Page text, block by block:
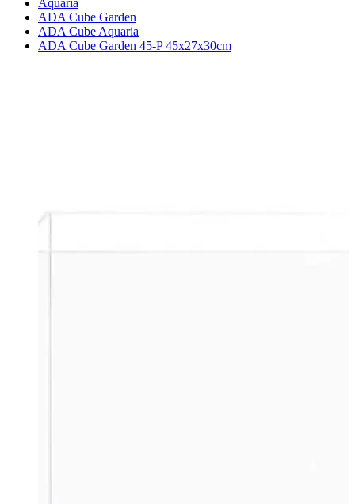
Aquaria
ADA Cube Garden
ADA Cube Aquaria
ADA Cube Garden 45-P 45x27x30cm